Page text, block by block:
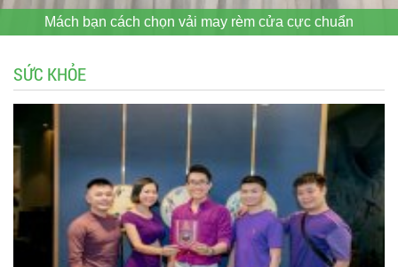
Mách bạn cách chọn vải may rèm cửa cực chuẩn
SỨC KHỎE